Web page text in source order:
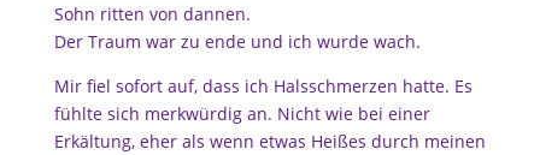
Sohn ritten von dannen.
Der Traum war zu ende und ich wurde wach.
Mir fiel sofort auf, dass ich Halsschmerzen hatte. Es
fühlte sich merkwürdig an. Nicht wie bei einer
Erkältung, eher als wenn etwas Heißes durch meinen